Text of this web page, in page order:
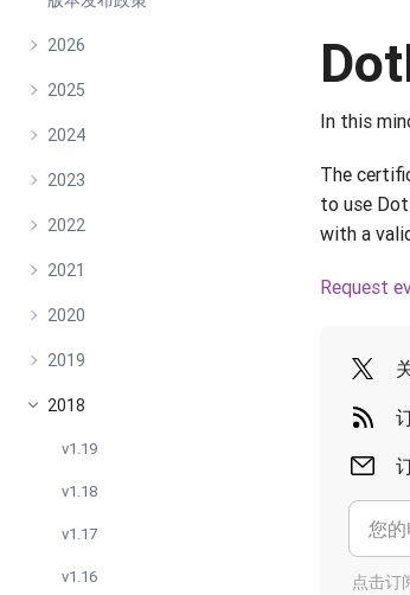
2026
2025
2024
2023
2022
2021
2020
2019
2018
v1.19
v1.18
v1.17
v1.16
In this
The
to use
with a
Request
点击订